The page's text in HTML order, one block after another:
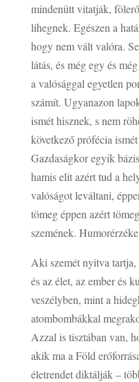
mindenütt vitatják,
lihegnek. Egészen a
hogy nem vált valóra.
látás, és még egy és
a valósággal egyetlen
számít. Ugyanazon
ismét hisznek, s nem
következő prófécia
Gazdaságkor egyik
hamis elit azért tud a
valóságot leváltani,
tömeg éppen azért
szemének.
Aki szemét nyitva
és az élet, az ember és
veszélyben, mint a
atombombákkal
Azzal is tisztában van,
akik ma a Föld
életrendet diktálják –